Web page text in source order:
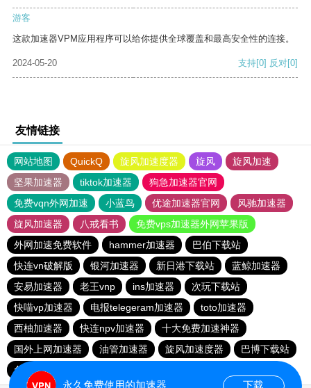
游客
这款加速器VPM应用程序可以给你提供全球覆盖和最高安全性的连接。
2024-05-20 支持[0] 反对[0]
友情链接
网站地图 QuickQ 旋风加速度器 旋风
旋风加速
坚果加速器
tiktok加速器
狗急加速器官网
免费vqn外网加速
小蓝鸟 优途加速器官网
风驰加速器
旋风加速器
八戒看书
免费vps加速器外网苹果版
外网加速免费软件
hammer加速器
巴伯下载站
快连vn破解版
银河加速器 新日港下载站
蓝鲸加速器
安易加速器
老王vnp ins加速器
次玩下载站
快喵vp加速器
电报telegeram加速器
toto加速器
西柚加速器
快连npv加速器
十大免费加速神器
国外上网加速器
油管加速器 旋风加速度器
巴博下载站
免费跨墙软件
永久免费使用的加速器 下载